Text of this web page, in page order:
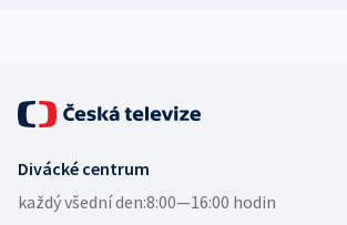
Divácké centrum
každý všední den:8:00—16:00 hodin